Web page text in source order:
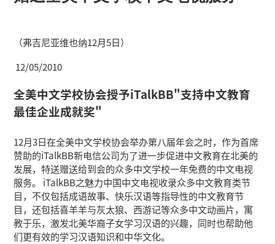
（弗吉尼亚维也纳12月5日）
12/05/2010
全美中文学校协会授予iTalkBB"支持中文教育
最佳企业成就奖"
12月3日在全美中文学校协会举办第八届年会之时，作为首席
赞助的iTalkBB新电信公司为了进一步促进中文教育在北美的
发展，特送赠送给到会的众多中文学校一年免费的中文电视
服务。 iTalkBB之魅力中国中文电视收录众多中文教育类节
目，不仅包括成语故事、快乐汉语等指导性的中文教育节
目，还包括喜羊羊与灰太狼、西游记等众多中文动画片，寓
教于乐，激发北美华裔子女学习汉语的兴趣，同时也帮助他
们更有效的学习汉语知识和中华文化。